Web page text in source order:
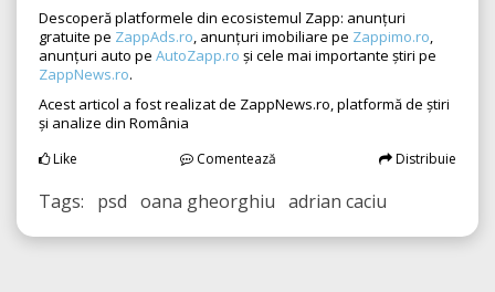
Descoperă platformele din ecosistemul Zapp: anunțuri
gratuite pe ZappAds.ro, anunțuri imobiliare pe Zappimo.ro,
anunțuri auto pe AutoZapp.ro și cele mai importante știri pe
ZappNews.ro.
Acest articol a fost realizat de ZappNews.ro, platformă de știri
și analize din România
Like Comentează Distribuie
Tags: psd oana gheorghiu adrian caciu